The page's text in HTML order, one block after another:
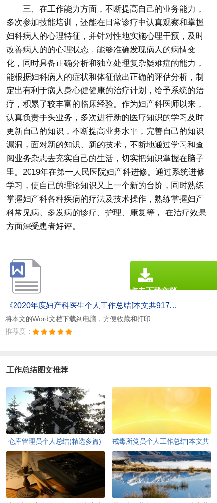
三、在工作能力方面，不断提高自己的业务能力，
多次参加技能培训，还能在日常诊疗中认真观察和掌握
妇科病人的心理特征，并针对性地实施心理干预，及时
改善病人的的心理状态，能够准确发现病人的病情变
化，同时具备正确分析和独立处理复杂疑难症的能力，
能根据妇科病人的症状和体征做出正确的评估分析，制
定出有利于病人身心健健康的治疗计划，给予系统的治
疗，积累了较丰富的临床经验。作为妇产科医师以来，
认真负责手头业务，多次进行新的医疗知识的学习及时
更新自己的知识，不断提高业务水平，完善自己的知识
漏洞，面对新的知识、新的技术，不断地通过学习和查
阅业务杂志去充实自己的生活，切实把知识掌握在脑子
里。2019年在第一人民医院妇产科进修。通过系统进修
学习，使自已的理论知识又上一个新的台阶，同时熟练
掌握妇产科各种疾病的疗法及技术操作，熟练掌握妇产
科常见病、多发病的诊疗、护理、康复等， 在治疗效果
方面深受患者好评。
《2020年度妇产科医生个人工作总结[本文共917字].doc》
将本文的Word文档下载到电脑，方便收藏和打印
推荐度：
点击下载文档
文档为doc格式
工作总结图文推荐
仓库管理员个人总结(精选多篇)
[本文共6892字]
戒毒所党员个人工作总结[本文共
627字]